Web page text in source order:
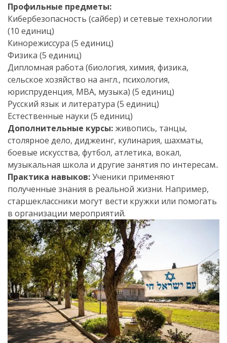
Профильные предметы:
Кибербезопасность (сайбер) и сетевые технологии
(10 единиц)
Кинорежиссура (5 единиц)
Физика (5 единиц)
Дипломная работа (биология, химия, физика,
сельское хозяйство на англ., психология,
юриспруденция, MBA, музыка) (5 единиц)
Русский язык и литература (5 единиц)
Естественные науки (5 единиц)
Дополнительные курсы:живопись, танцы,
столярное дело, диджеинг, кулинария, шахматы,
боевые искусства, футбол, атлетика, вокал,
музыкальная школа и другие занятия по интересам..
Практика навыков:Ученики применяют
полученные знания в реальной жизни. Например,
старшеклассники могут вести кружки или помогать
в организации мероприятий.